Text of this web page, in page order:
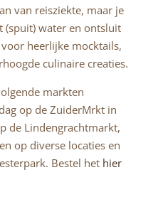
van reisziekte, maar je
(spuit) water en ontsluit
heerlijke mocktails,
culinaire creaties.
markten
op de ZuiderMrkt in
de Lindengrachtmarkt,
op diverse locaties en
Bestel het hier